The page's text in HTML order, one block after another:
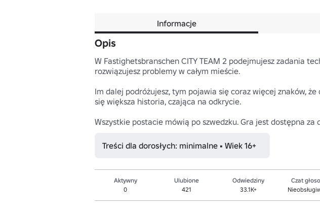
Informacje
Opis
W Fastighetsbranschen CITY TEAM 2 podejmujesz zadania
rozwiązujesz problemy w całym mieście.
Im dalej podróżujesz, tym pojawia się coraz więcej znaków,
się większa historia, czająca na odkrycie.
Wszystkie postacie mówią po szwedzku. Gra jest dostępna za
Treści dla dorosłych: minimalne • Wiek 16+
Aktywny
0
Ulubione
421
Odwiedziny
33.1K+
Czat